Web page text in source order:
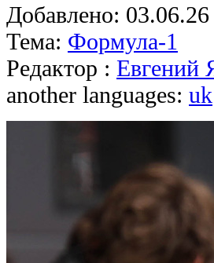
Добавлено:
Тема: Формула-1
Редактор : Евгений
another languages: uk